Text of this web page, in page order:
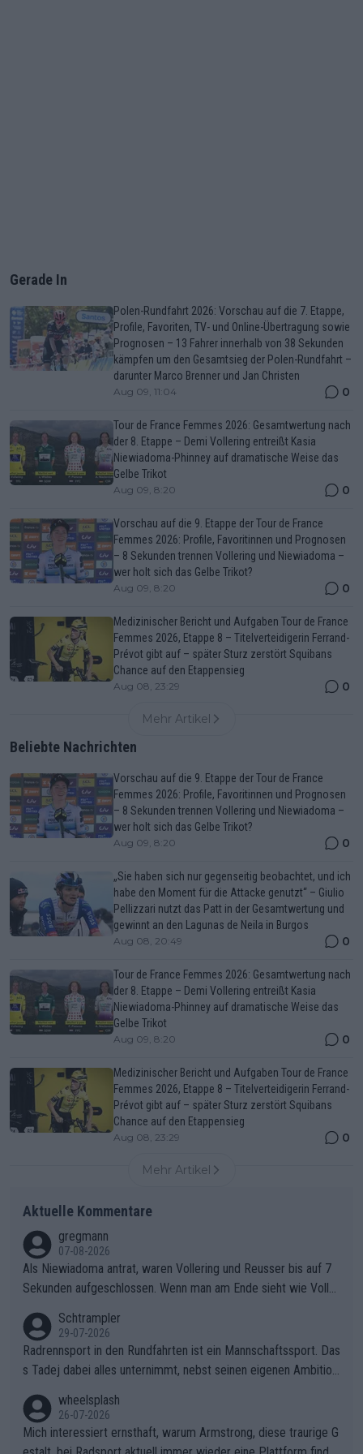
Gerade In
Polen-Rundfahrt 2026: Vorschau auf die 7. Etappe,
Profile, Favoriten, TV- und Online-Übertragung sowie
Prognosen – 13 Fahrer innerhalb von 38 Sekunden
kämpfen um den Gesamtsieg der Polen-Rundfahrt –
darunter Marco Brenner und Jan Christen
Aug 09, 11:04 0
Tour de France Femmes 2026: Gesamtwertung nach
der 8. Etappe – Demi Vollering entreißt Kasia
Niewiadoma-Phinney auf dramatische Weise das
Gelbe Trikot
Aug 09, 8:20 0
Vorschau auf die 9. Etappe der Tour de France
Femmes 2026: Profile, Favoritinnen und Prognosen
– 8 Sekunden trennen Vollering und Niewiadoma –
wer holt sich das Gelbe Trikot?
Aug 09, 8:20 0
Medizinischer Bericht und Aufgaben Tour de France
Femmes 2026, Etappe 8 – Titelverteidigerin Ferrand-
Prévot gibt auf – später Sturz zerstört Squibans
Chance auf den Etappensieg
Aug 08, 23:29 0
Mehr Artikel
Beliebte Nachrichten
Vorschau auf die 9. Etappe der Tour de France
Femmes 2026: Profile, Favoritinnen und Prognosen
– 8 Sekunden trennen Vollering und Niewiadoma –
wer holt sich das Gelbe Trikot?
Aug 09, 8:20 0
„Sie haben sich nur gegenseitig beobachtet, und ich
habe den Moment für die Attacke genutzt“ – Giulio
Pellizzari nutzt das Patt in der Gesamtwertung und
gewinnt an den Lagunas de Neila in Burgos
Aug 08, 20:49 0
Tour de France Femmes 2026: Gesamtwertung nach
der 8. Etappe – Demi Vollering entreißt Kasia
Niewiadoma-Phinney auf dramatische Weise das
Gelbe Trikot
Aug 09, 8:20 0
Medizinischer Bericht und Aufgaben Tour de France
Femmes 2026, Etappe 8 – Titelverteidigerin Ferrand-
Prévot gibt auf – später Sturz zerstört Squibans
Chance auf den Etappensieg
Aug 08, 23:29 0
Mehr Artikel
Aktuelle Kommentare
gregmann
07-08-2026
Als Niewiadoma antrat, waren Vollering und Reusser bis auf 7
Sekunden aufgeschlossen. Wenn man am Ende sieht wie Voller
ering die 7 Sekunden zu Niewiadoma nicht geschlossen hat un
d den Abstand hat anwachsen lassen. Ein schwerer taktischer
Fehler, der den Tour Sieg kosten wird.Diese Beobachtung trifft
Zögerlichkeit von Demi Vollering in diesem Moment war das e
ntscheidende Puzzleteil, das Katarzyna Niewiadoma die Tür z
um Gelben Trikot geöffnet hat.Das taktische Dilemma am Mon
Schtrampler
29-07-2026
Radrennsport in den Rundfahrten ist ein Mannschaftssport. Das
s Tadej dabei alles unternimmt, nebst seinen eigenen Ambition
ganze Team auch mental stark zu machen und konkret am Erf
olg teilzuhaben, ist ihm ganz hoch anzurechnen. Das ist ein Zei
chen weit über den Radsport hinaus.
wheelsplash
26-07-2026
Mich interessiert ernsthaft, warum Armstrong, diese traurige G